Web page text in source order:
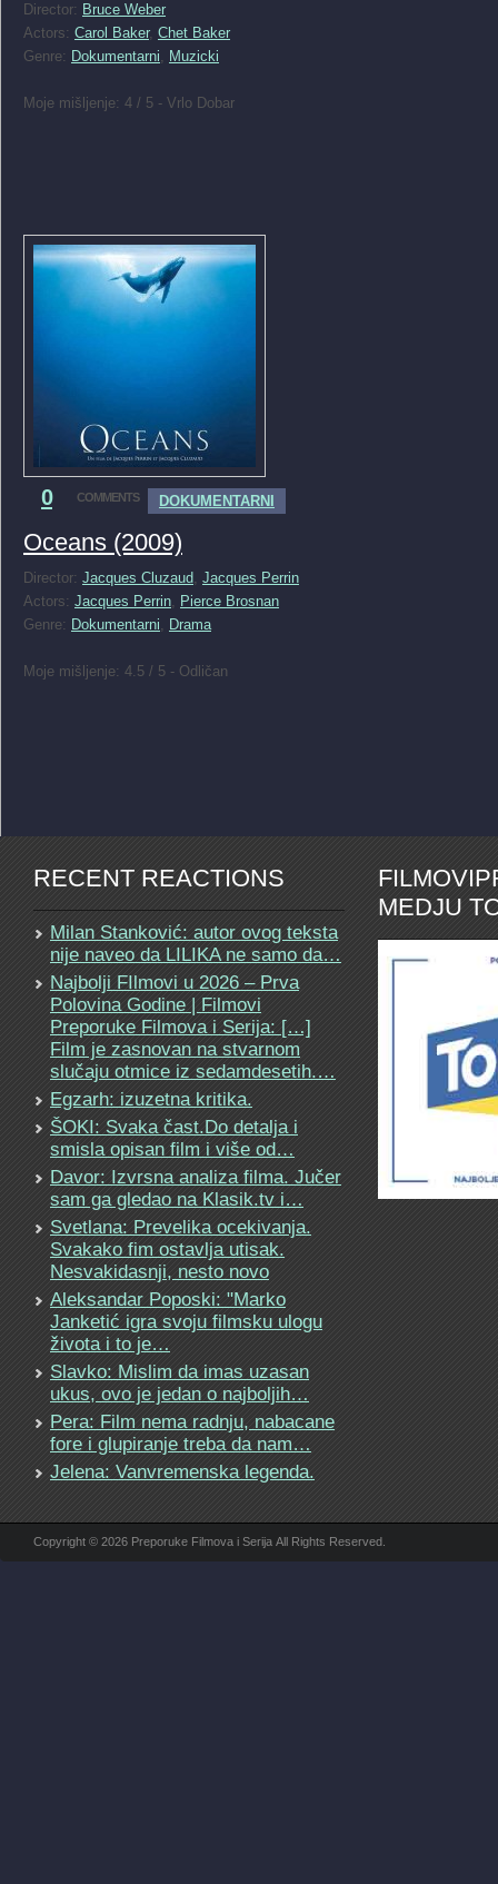
Director: Bruce Weber
Actors: Carol Baker, Chet Baker
Genre: Dokumentarni, Muzicki
Moje mišljenje: 4 / 5 - Vrlo Dobar
0 COMMENTS DOKUMENTARNI
Oceans (2009)
Director: Jacques Cluzaud, Jacques Perrin
Actors: Jacques Perrin, Pierce Brosnan
Genre: Dokumentarni, Drama
Moje mišljenje: 4.5 / 5 - Odličan
RECENT REACTIONS
Milan Stanković: autor ovog teksta
nije naveo da LILIKA ne samo da…
Najbolji FIlmovi u 2026 – Prva
Polovina Godine | Filmovi
Preporuke Filmova i Serija: […]
Film je zasnovan na stvarnom
slučaju otmice iz sedamdesetih.…
Egzarh: izuzetna kritika.
ŠOKI: Svaka čast.Do detalja i
smisla opisan film i više od…
Davor: Izvrsna analiza filma. Jučer
sam ga gledao na Klasik.tv i…
Svetlana: Prevelika ocekivanja.
Svakako fim ostavlja utisak.
Nesvakidasnji, nesto novo
Aleksandar Poposki: "Marko
Janketić igra svoju filmsku ulogu
života i to je…
Slavko: Mislim da imas uzasan
ukus, ovo je jedan o najboljih…
Pera: Film nema radnju, nabacane
fore i glupiranje treba da nam…
Jelena: Vanvremenska legenda.
MEDJU
Copyright © 2026 Preporuke Filmova i Serija All Rights Reserved.